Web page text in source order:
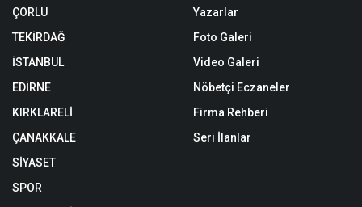
ÇORLU
TEKİRDAĞ
İSTANBUL
EDİRNE
KIRKLARELİ
ÇANAKKALE
SİYASET
SPOR
Yazarlar
Foto Galeri
Video Galeri
Nöbetçi Eczaneler
Firma Rehberi
Seri İlanlar